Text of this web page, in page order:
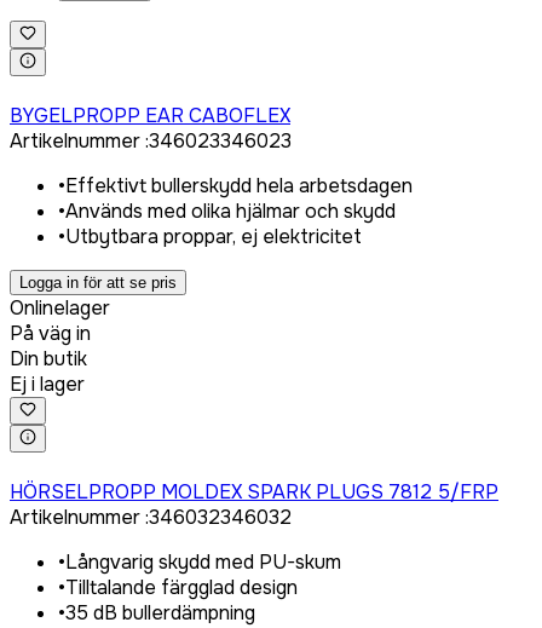
BYGELPROPP EAR CABOFLEX
Artikelnummer:346023346023
•Effektivt bullerskydd hela arbetsdagen
•Används med olika hjälmar och skydd
•Utbytbara proppar, ej elektricitet
Logga in för att se pris
Onlinelager
På väg in
Din butik
Ej i lager
HÖRSELPROPP MOLDEX SPARK PLUGS 7812 5/FRP
Artikelnummer:346032346032
•Långvarig skydd med PU-skum
•Tilltalande färgglad design
•35 dB bullerdämpning